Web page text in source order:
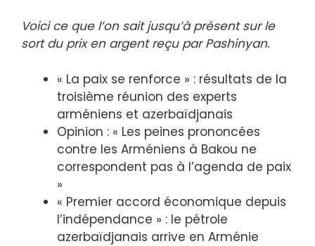
Voici ce que l’on sait jusqu’à présent sur le
sort du prix en argent reçu par Pashinyan.
« La paix se renforce » : résultats de la
troisième réunion des experts
arméniens et azerbaïdjanais
Opinion : « Les peines prononcées
contre les Arméniens à Bakou ne
correspondent pas à l’agenda de paix
»
« Premier accord économique depuis
l’indépendance » : le pétrole
azerbaïdjanais arrive en Arménie